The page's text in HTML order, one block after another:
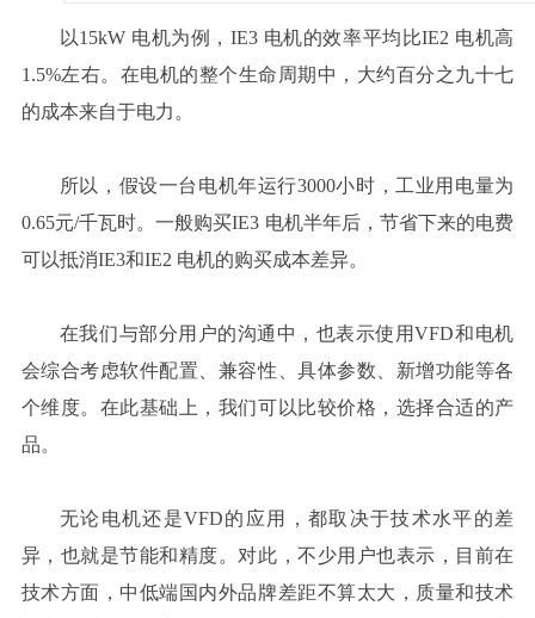
以15kW 电机为例，IE3 电机的效率平均比IE2 电机高
1.5%左右。在电机的整个生命周期中，大约百分之九十七
的成本来自于电力。
所以，假设一台电机年运行3000小时，工业用电量为
0.65元/千瓦时。一般购买IE3 电机半年后，节省下来的电费
可以抵消IE3和IE2 电机的购买成本差异。
在我们与部分用户的沟通中，也表示使用VFD和电机
会综合考虑软件配置、兼容性、具体参数、新增功能等各
个维度。在此基础上，我们可以比较价格，选择合适的产
品。
无论电机还是VFD的应用，都取决于技术水平的差
异，也就是节能和精度。对此，不少用户也表示，目前在
技术方面，中低端国内外品牌差距不算太大，质量和技术